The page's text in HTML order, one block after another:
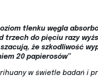
tlenku węgla
trzech do pięciu razy
że szkodliwość
20 papierosów”
w świetle badań i